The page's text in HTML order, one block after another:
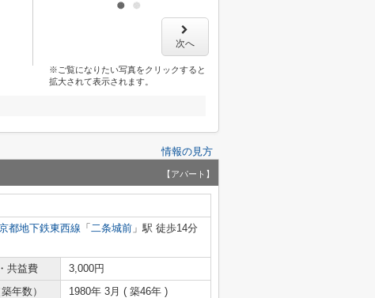
次へ
※ご覧になりたい写真をクリックすると
拡大されて表示されます。
情報の見方
【アパート】
都地下鉄東西線 「 二条城前 」駅 徒歩14分
共益費
3,000円
年数）
1980年 3月 ( 築46年 )